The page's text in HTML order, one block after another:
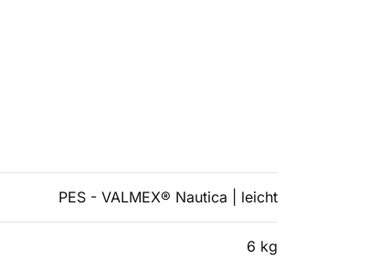
PES - VALMEX® Nautica | leicht
6 kg